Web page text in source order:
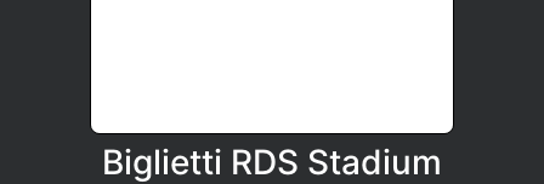
Biglietti RDS Stadium